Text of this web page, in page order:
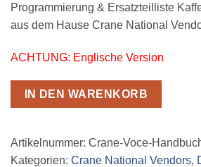
Programmierung & Ersatzteilliste
aus dem Hause Crane National
ACHTUNG: Englische Version
IN DEN WARENKORB
Artikelnummer: Crane-Voce-
Kategorien: Crane National Vendors,